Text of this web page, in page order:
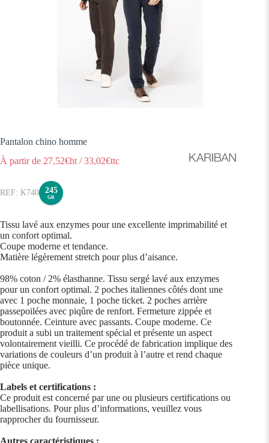
Pantalon chino homme
À partir de 27,52€ht /33,02€ttc
K740 245
GR
Tissu lavé aux enzymes pour une excellente imprimabilité et
un confort optimal.
Coupe moderne et tendance.
Matière légèrement stretch pour plus d’aisance.
98% coton / 2% élasthanne. Tissu sergé lavé aux enzymes
pour un confort optimal. 2 poches italiennes côtés dont une
avec 1 poche monnaie, 1 poche ticket. 2 poches arrière
passepoilées avec piqûre de renfort. Fermeture zippée et
boutonnée. Ceinture avec passants. Coupe moderne. Ce
produit a subi un traitement spécial et présente un aspect
volontairement vieilli. Ce procédé de fabrication implique des
variations de couleurs d’un produit à l’autre et rend chaque
pièce unique.
Labels et certifications :
Ce produit est concerné par une ou plusieurs certifications ou
labellisations. Pour plus d’informations, veuillez vous
rapprocher du fournisseur.